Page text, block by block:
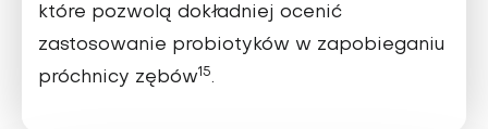
które pozwolą dokładniej ocenić
zastosowanie probiotyków w zapobieganiu
próchnicy zębów15.